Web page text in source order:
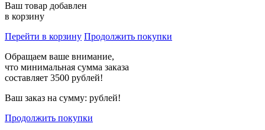
Ваш товар добавлен
в корзину
Перейти в корзину Продолжить покупки
Обращаем ваше внимание,
что минимальная сумма заказа
составляет 3500 рублей!
Ваш заказ на сумму: рублей!
Продолжить покупки